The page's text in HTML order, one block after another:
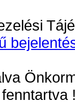
fenntartva